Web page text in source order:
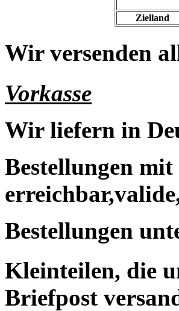
Zielland
Wir versenden
Vorkasse
Wir liefern in
Bestellungen
Bestellungen
Kleinteilen, die
Briefpost